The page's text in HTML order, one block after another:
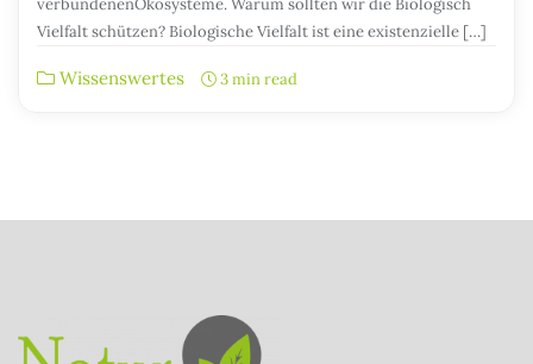
verbundenenÖkosysteme. Warum sollten wir die Biologisch
Vielfalt schützen? Biologische Vielfalt ist eine existenzielle […]
Wissenswertes 3 min read